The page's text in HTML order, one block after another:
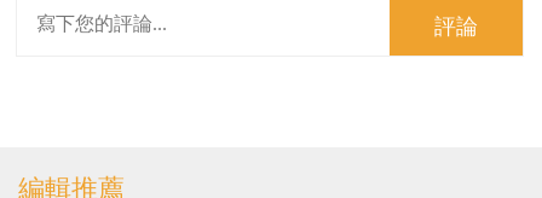
評論
編輯推薦